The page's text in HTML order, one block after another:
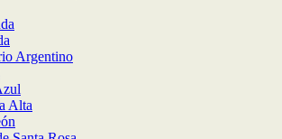
Argentino
Alta